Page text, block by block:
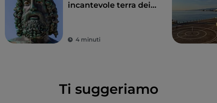
incantevole terra dei
4 minuti
Ti suggeriamo